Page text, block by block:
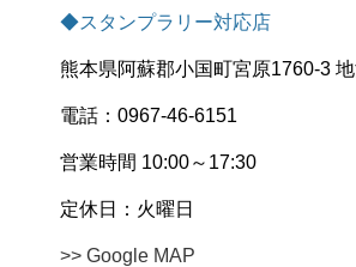
◆スタンプラリー対応店
熊本県阿蘇郡小国町宮原1760-3
電話：0967-46-6151
営業時間 10:00～17:30
定休日：火曜日
>> Google MAP